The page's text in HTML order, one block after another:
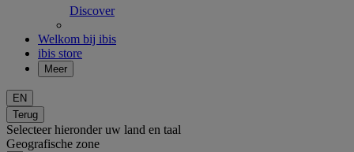
Discover
Welkom bij ibis
ibis store
Meer
EN
Terug
Selecteer hieronder uw land en taal
Geografische zone